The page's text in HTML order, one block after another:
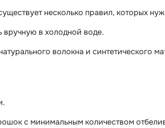
несколько правил, которых
вручную в холодной воде.
волокна и синтетического
с минимальным количеством